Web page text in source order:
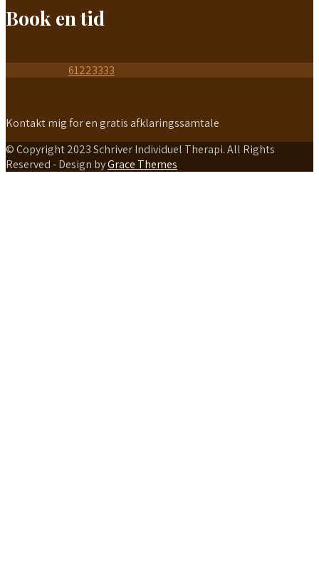
Book en tid
61223333
Kontakt mig for en gratis afklaringssamtale
© Copyright 2023 Schriver Individuel Therapi. All Rights
Reserved - Design byGrace Themes